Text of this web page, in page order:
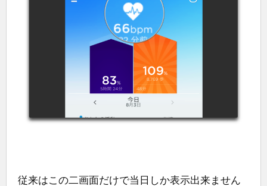
従来はこの二画面だけで当日しか表示出来ません